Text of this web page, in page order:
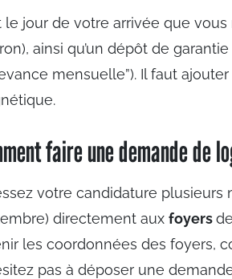
le jour de votre arrivée que
ainsi qu’un dépôt de
mensuelle”). Il faut
faire une demande de
votre candidature plusieurs
directement aux foyersde
les coordonnées des foyers,
pas à déposer une